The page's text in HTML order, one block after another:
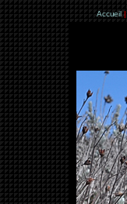
Accueil |